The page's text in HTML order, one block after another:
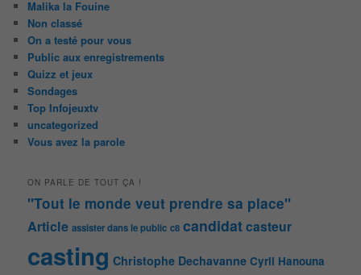
Malika la Fouine
Non classé
On a testé pour vous
Public aux enregistrements
Quizz et jeux
Sondages
Top Infojeuxtv
uncategorized
Vous avez la parole
ON PARLE DE TOUT ÇA !
"Tout le monde veut prendre sa place"
Article assister dans le public c8 candidatcasteur
casting Christophe Dechavanne Cyril Hanouna